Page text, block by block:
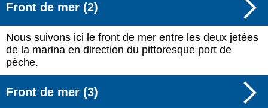
Front de mer (2)
Nous suivons ici le front de mer entre les deux jetées
de la marina en direction du pittoresque port de
pêche.
Front de mer (3)